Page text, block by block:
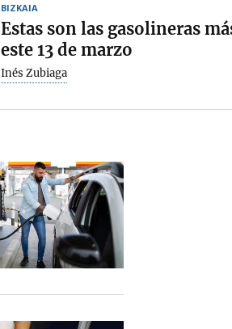
BIZKAIA
Estas son las gasolineras
este 13 de marzo
Inés Zubiaga